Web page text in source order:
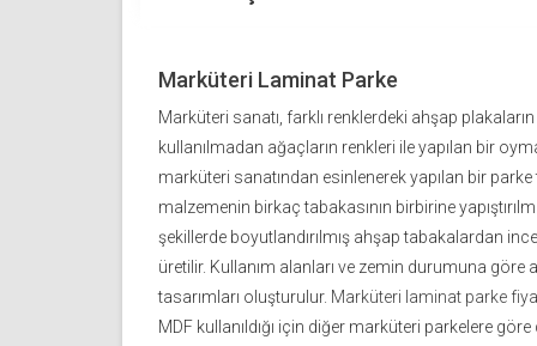
Marküteri Laminat Parke
Marküteri sanatı, farklı renklerdeki ahşap
kullanılmadan ağaçların renkleri ile yapılan bir
marküteri sanatından esinlenerek yapılan bir
malzemenin birkaç tabakasının birbirine
şekillerde boyutlandırılmış ahşap tabakalardan
üretilir. Kullanım alanları ve zemin durumuna
tasarımları oluşturulur. Marküteri laminat parke
MDF kullanıldığı için diğer marküteri parkelere